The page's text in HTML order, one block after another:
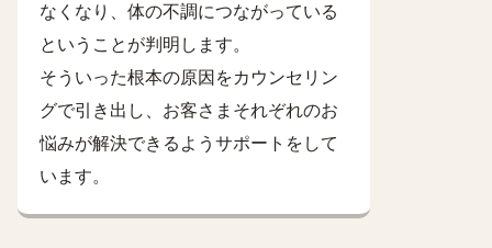
なくなり、体の不調につながっている
ということが判明します。
そういった根本の原因をカウンセリン
グで引き出し、お客さまそれぞれのお
悩みが解決できるようサポートをして
います。